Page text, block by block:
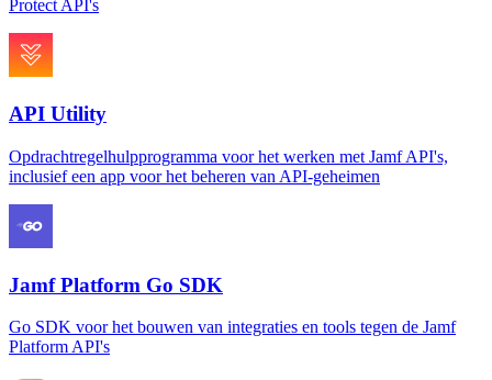
Protect API's
API Utility
Opdrachtregelhulpprogramma voor het werken met Jamf API's,
inclusief een app voor het beheren van API-geheimen
Jamf Platform Go SDK
Go SDK voor het bouwen van integraties en tools tegen de Jamf
Platform API's